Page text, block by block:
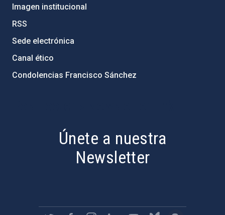
Imagen institucional
RSS
Sede electrónica
Canal ético
Condolencias Francisco Sánchez
Únete a nuestra
Newsletter